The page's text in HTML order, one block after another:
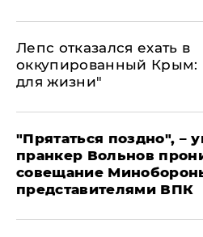
Лепс отказался ехать в
оккупированный Крым:
для жизни"
"Прятаться поздно", –
пранкер Вольнов
совещание
представителями ВПК